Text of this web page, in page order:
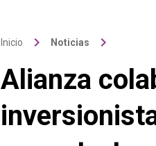
Inicio keyboard_arrow_right Noticias keyboard_arrow_right
Alianza